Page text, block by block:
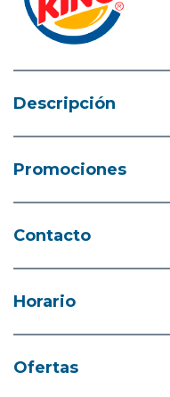
Descripción
Promociones
Contacto
Horario
Ofertas